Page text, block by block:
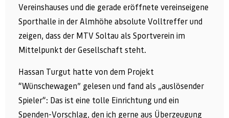
Vereinshauses und die gerade eröffnete vereinseigene
Sporthalle in der Almhöhe absolute Volltreffer und
zeigen, dass der MTV Soltau als Sportverein im
Mittelpunkt der Gesellschaft steht.
Hassan Turgut hatte von dem Projekt
“Wünschewagen” gelesen und fand als „auslösender
Spieler“: Das ist eine tolle Einrichtung und ein
Spenden-Vorschlag, den ich gerne aus Überzeugung